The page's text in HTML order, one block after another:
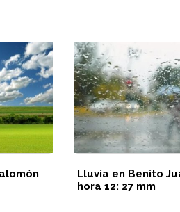
Lluvia en Benito
hora 12: 27 mm